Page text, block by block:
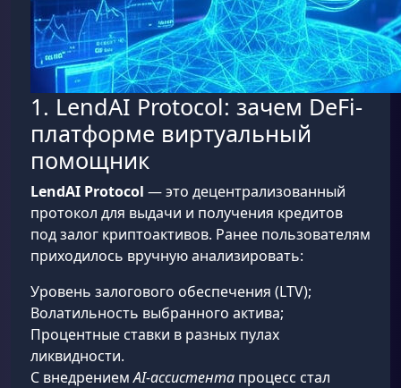
1. LendAI Protocol: зачем DeFi-
платформе виртуальный
помощник
LendAI Protocol — это децентрализованный
протокол для выдачи и получения кредитов
под залог криптоактивов. Ранее пользователям
приходилось вручную анализировать:
Уровень залогового обеспечения (LTV);
Волатильность выбранного актива;
Процентные ставки в разных пулах
ликвидности.
С внедрениемAI-ассистента процесс стал